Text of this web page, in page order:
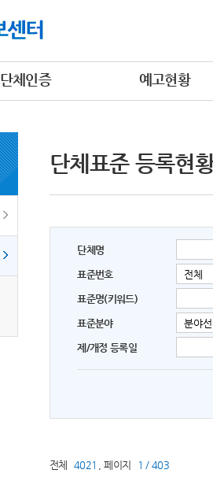
단체인증 예고현황
단체표준 등록현
단체명
표준번호
표준명(키워드)
표준분야
제/개정 등록일
전체 4021 페이지 1 / 403